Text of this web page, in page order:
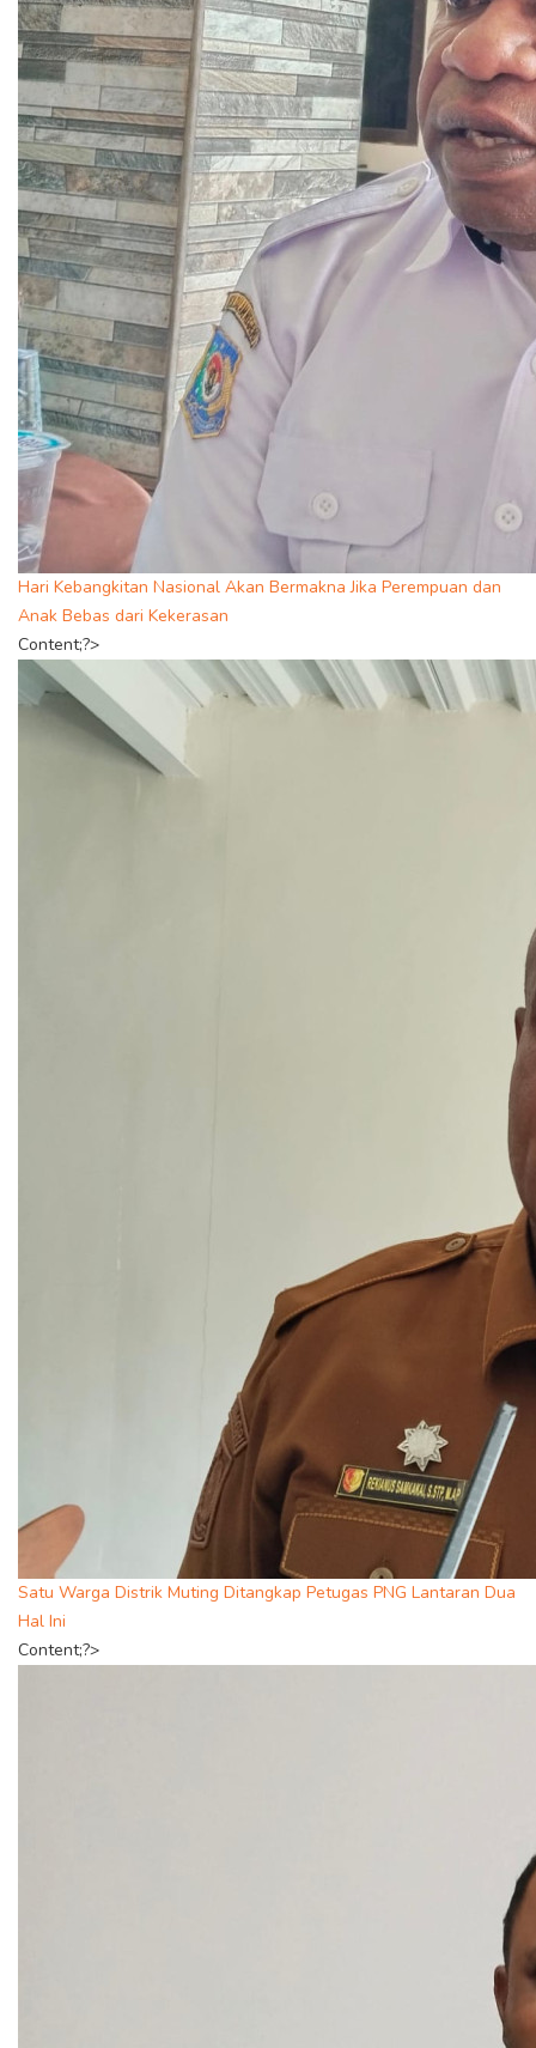
Hari Kebangkitan Nasional Akan Bermakna Jika Perempuan dan
Anak Bebas dari Kekerasan
Content;?>
Satu Warga Distrik Muting Ditangkap Petugas PNG Lantaran Dua
Hal Ini
Content;?>